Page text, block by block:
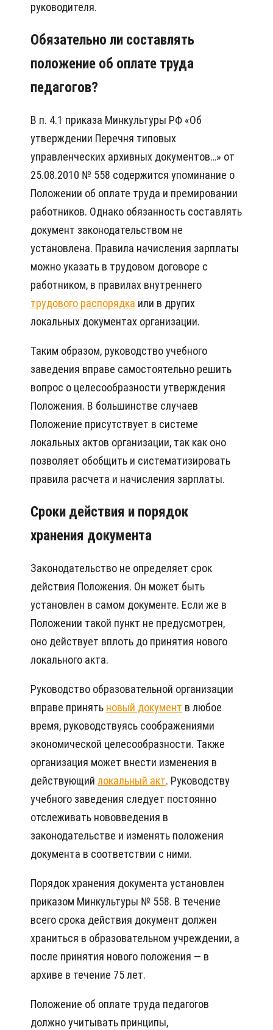
руководителя.
Обязательно ли составлять
положение об оплате труда
педагогов?
В п. 4.1 приказа Минкультуры РФ «Об
утверждении Перечня типовых
управленческих архивных документов…» от
25.08.2010 № 558 содержится упоминание о
Положении об оплате труда и премировании
работников. Однако обязанность составлять
документ законодательством не
установлена. Правила начисления зарплаты
можно указать в трудовом договоре с
работником, в правилах внутреннего
трудового распорядка или в других
локальных документах организации.
Таким образом, руководство учебного
заведения вправе самостоятельно решить
вопрос о целесообразности утверждения
Положения. В большинстве случаев
Положение присутствует в системе
локальных актов организации, так как оно
позволяет обобщить и систематизировать
правила расчета и начисления зарплаты.
Сроки действия и порядок
хранения документа
Законодательство не определяет срок
действия Положения. Он может быть
установлен в самом документе. Если же в
Положении такой пункт не предусмотрен,
оно действует вплоть до принятия нового
локального акта.
Руководство образовательной организации
вправе принять новый документ в любое
время, руководствуясь соображениями
экономической целесообразности. Также
организация может внести изменения в
действующий локальный акт. Руководству
учебного заведения следует постоянно
отслеживать нововведения в
законодательстве и изменять положения
документа в соответствии с ними.
Порядок хранения документа установлен
приказом Минкультуры № 558. В течение
всего срока действия документ должен
храниться в образовательном учреждении, а
после принятия нового положения — в
архиве в течение 75 лет.
Положение об оплате труда педагогов
должно учитывать принципы,